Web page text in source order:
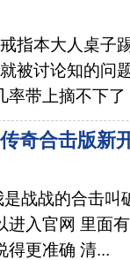
指本大人桌子
被讨论知的问
率带上摘不下了
奇合击版新
战战的合击叫
入官网 里面
得更准确 清...